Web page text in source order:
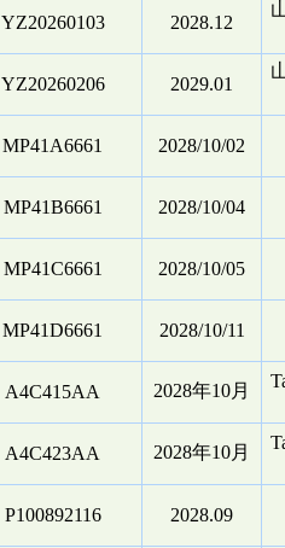
YZ20260103 2028.12
YZ20260206 2029.01
MP41A6661 2028/10/02
MP41B6661 2028/10/04
MP41C6661 2028/10/05
MP41D6661 2028/10/11
A4C415AA 2028年10月
A4C423AA 2028年10月
P100892116 2028.09